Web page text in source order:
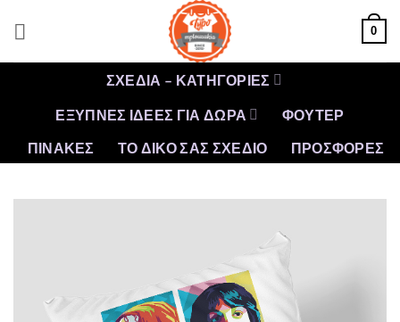
0
ΣΧΕΔΙΑ – ΚΑΤΗΓΟΡΙΕΣ
ΕΞΥΠΝΕΣ ΙΔΕΕΣ ΓΙΑ ΔΩΡΑ
ΦΟΥΤΕΡ
ΠΙΝΑΚΕΣ
ΤΟ ΔΙΚΟ ΣΑΣ ΣΧΕΔΙΟ ΠΡΟΣΦΟΡΈΣ